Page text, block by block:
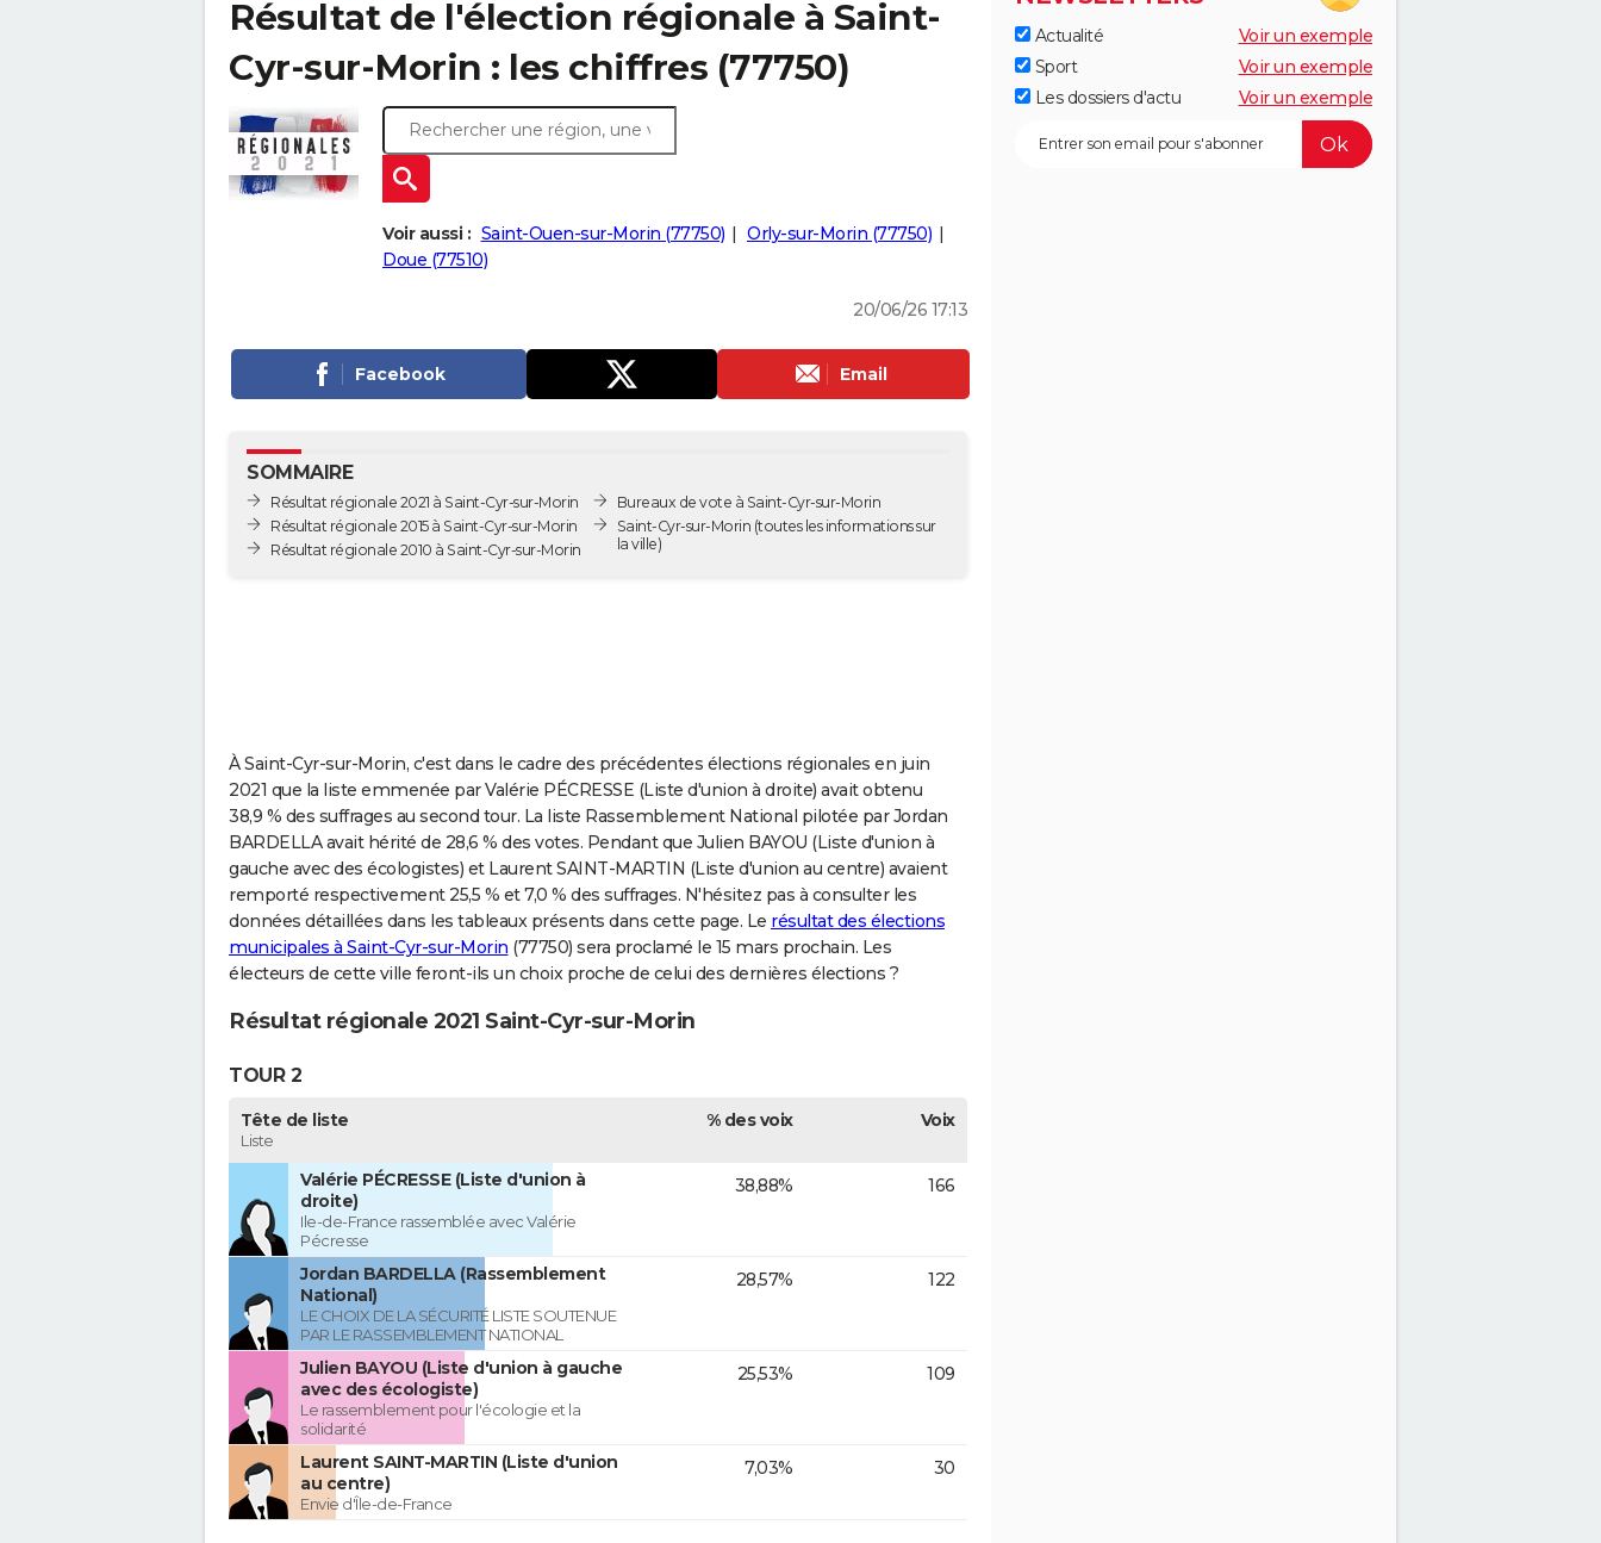
Résultat de l'élection régionale à Saint-
Cyr-sur-Morin : les chiffres (77750)
Voir aussi : Saint-Ouen-sur-Morin (77750)
Orly-sur-Morin (77750)
Doue (77510)
20/06/26 17:13
Facebook Email
SOMMAIRE
Résultat régionale 2021 à Saint-Cyr-sur-Morin
Résultat régionale 2015 à Saint-Cyr-sur-Morin
Résultat régionale 2010 à Saint-Cyr-sur-Morin
Bureaux de vote à Saint-Cyr-sur-Morin
Saint-Cyr-sur-Morin (toutes les informations sur
la ville)
À Saint-Cyr-sur-Morin, c'est dans le cadre des précédentes élections régionales en juin
2021 que la liste emmenée par Valérie PÉCRESSE (Liste d'union à droite) avait obtenu
38,9 % des suffrages au second tour. La liste Rassemblement National pilotée par Jordan
BARDELLA avait hérité de 28,6 % des votes. Pendant que Julien BAYOU (Liste d'union à
gauche avec des écologistes) et Laurent SAINT-MARTIN (Liste d'union au centre) avaient
remporté respectivement 25,5 % et 7,0 % des suffrages. N'hésitez pas à consulter les
données détaillées dans les tableaux présents dans cette page. Le résultat des élections
municipales à Saint-Cyr-sur-Morin (77750) sera proclamé le 15 mars prochain. Les
électeurs de cette ville feront-ils un choix proche de celui des dernières élections ?
Résultat régionale 2021 Saint-Cyr-sur-Morin
TOUR 2
Tête de liste
Liste
% des voix Voix
Valérie PÉCRESSE (Liste d'union à
droite)
Ile-de-France rassemblée avec Valérie
Pécresse
38,88% 166
Jordan BARDELLA (Rassemblement
National)
LE CHOIX DE LA SÉCURITÉ LISTE SOUTENUE
PAR LE RASSEMBLEMENT NATIONAL
28,57% 122
Julien BAYOU (Liste d'union à gauche
avec des écologiste)
Le rassemblement pour l'écologie et la
solidarité
25,53% 109
Laurent SAINT-MARTIN (Liste d'union
au centre)
Envie d'Île-de-France
7,03% 30
Actualité
Voir un exemple
Sport
Voir un exemple
Les dossiers d'actu
Voir un exemple